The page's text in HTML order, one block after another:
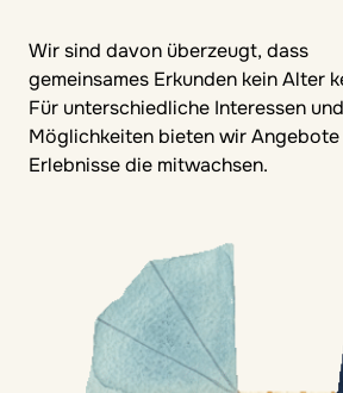
Wir sind davon überzeugt, dass
gemeinsames Erkunden kein Alter
Für unterschiedliche Interessen und
Möglichkeiten bieten wir Angebote
Erlebnisse die mitwachsen.